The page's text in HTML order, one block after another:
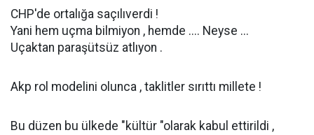
CHP'de ortalığa saçılıverdi !
Yani hem uçma bilmiyon , hemde .... Neyse ...
Uçaktan paraşütsüz atlıyon .
Akp rol modelini olunca , taklitler sırıttı millete !
Bu düzen bu ülkede "kültür "olarak kabul ettirildi ,